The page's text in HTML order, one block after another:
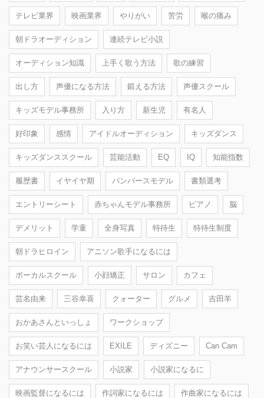
テレビ業界 映画業界 やりがい 苦労 喉の痛み
朝ドラオーディション 連続テレビ小説
オーディション知識 上手く歌う方法 歌の練習
出し方 声優になる方法 鍛える方法 声優スクール
キッズモデル事務所 入り方 新生児 有名人
好印象 感情 アイドルオーディション キッズダンス
キッズダンススクール 芸能活動 EQ IQ 知能指数
履歴書 イヤイヤ期 パンパースモデル 書類選考
エントリーシート 赤ちゃんモデル事務所 ピアノ 脳
デメリット 学童 全身写真 特待生 特待生制度
朝ドラヒロイン アニソン歌手になるには
ボーカルスクール 小顔矯正 サロン カフェ
芸名由来 三谷幸喜 クォーター グルメ 吉田羊
おかあさんといっしょ ワークショップ
お笑い芸人になるには EXILE ディズニー Can Cam
アナウンサースクール 小説家 小説家になるに
映画監督になるには 作詞家になるには 作曲家になるには